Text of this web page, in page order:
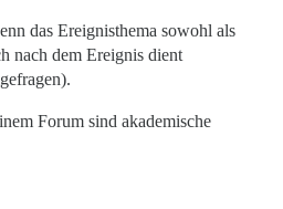
das Ereignisthema sowohl als
nach dem Ereignis dient
Forum sind akademische